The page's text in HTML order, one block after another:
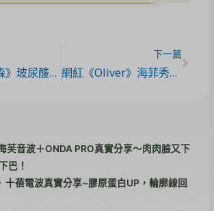
網紅《潘森森》玻尿酸體驗心得分享
下一篇
網紅《Oliver》海菲秀體驗心得分享
芙音波＋ONDA PRO真實分享～肉肉臉又下
巴！
十蓓電波真實分享~膠原蛋白UP，輪廓線回